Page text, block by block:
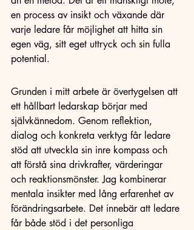
en process av insikt och växande där
varje ledare får möjlighet att hitta sin
egen väg, sitt eget uttryck och sin fulla
potential.
Grunden i mitt arbete är övertygelsen att
ett hållbart ledarskap börjar med
självkännedom. Genom reflektion,
dialog och konkreta verktyg får ledare
stöd att utveckla sin inre kompass och
att förstå sina drivkrafter, värderingar
och reaktionsmönster. Jag kombinerar
mentala insikter med lång erfarenhet av
förändringsarbete. Det innebär att ledare
får både stöd i det personliga